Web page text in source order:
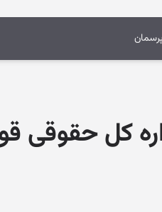
پرسمان
۷/۹۸۱ مورخ ۱۳۸۰/۰۲/۲۵ اداره کل